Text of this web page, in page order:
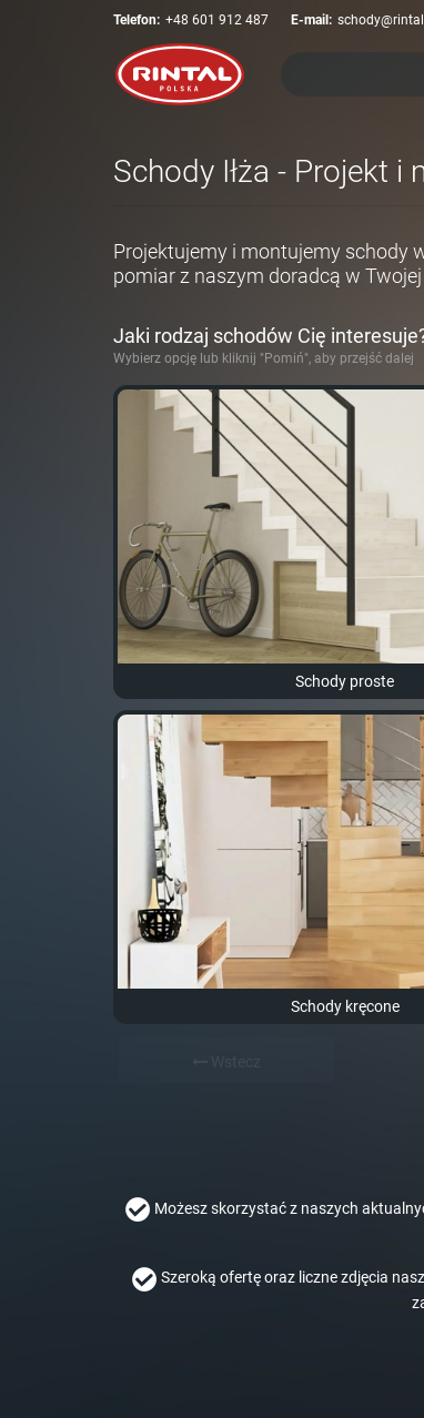
Telefon: +48 601 912 487 E-mail:
Schody Iłża - Projekt i
Projektujemy i montujemy schody
pomiar z naszym doradcą w
Jaki rodzaj schodów Cię
Wybierz opcję lub kliknij "Pomiń", aby przejść dalej
Schody proste
Schody kręcone
Możesz skorzystać z naszych
Szeroką ofertę oraz liczne zdjęcia